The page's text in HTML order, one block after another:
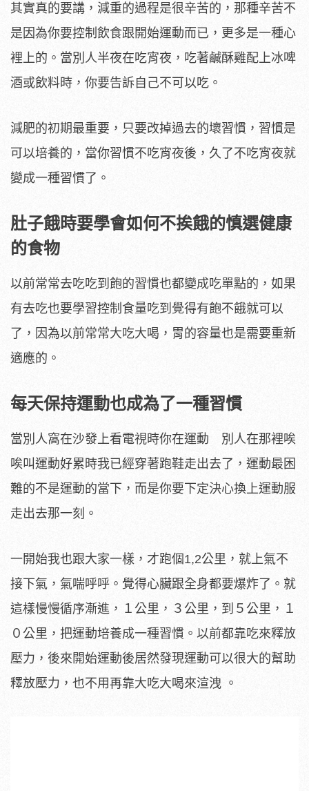
其實真的要講，減重的過程是很辛苦的，那種辛苦不
是因為你要控制飲食跟開始運動而已，更多是一種心
裡上的。當別人半夜在吃宵夜，吃著鹹酥雞配上冰啤
酒或飲料時，你要告訴自己不可以吃。
減肥的初期最重要，只要改掉過去的壞習慣，習慣是
可以培養的，當你習慣不吃宵夜後，久了不吃宵夜就
變成一種習慣了。
肚子餓時要學會如何不挨餓的慎選健康
的食物
以前常常去吃吃到飽的習慣也都變成吃單點的，如果
有去吃也要學習控制食量吃到覺得有飽不餓就可以
了，因為以前常常大吃大喝，胃的容量也是需要重新
適應的。
每天保持運動也成為了一種習慣
當別人窩在沙發上看電視時你在運動 別人在那裡唉
唉叫運動好累時我已經穿著跑鞋走出去了，運動最困
難的不是運動的當下，而是你要下定決心換上運動服
走出去那一刻。
一開始我也跟大家一樣，才跑個1,2公里，就上氣不
接下氣，氣喘呼呼。覺得心臟跟全身都要爆炸了。就
這樣慢慢循序漸進，１公里，３公里，到５公里，１
０公里，把運動培養成一種習慣。以前都靠吃來釋放
壓力，後來開始運動後居然發現運動可以很大的幫助
釋放壓力，也不用再靠大吃大喝來渲洩 。